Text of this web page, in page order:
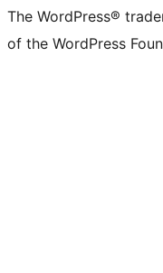
The WordPress®
of the WordPress